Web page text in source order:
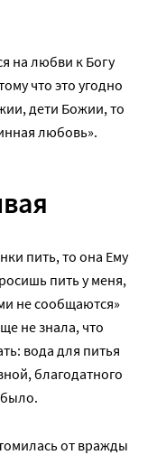
на любви к Богу
что это угодно
дети Божии, то
любовь».
пить, то она Ему
пить у меня,
не сообщаются»
не знала, что
вода для питья
благодатного
от вражды